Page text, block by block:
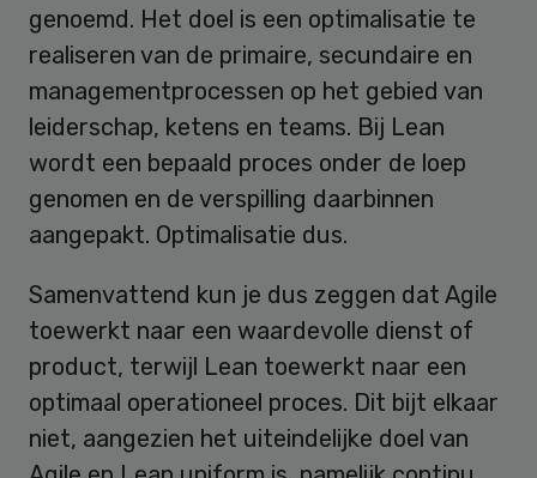
genoemd. Het doel is een optimalisatie te
realiseren van de primaire, secundaire en
managementprocessen op het gebied van
leiderschap, ketens en teams. Bij Lean
wordt een bepaald proces onder de loep
genomen en de verspilling daarbinnen
aangepakt. Optimalisatie dus.
Samenvattend kun je dus zeggen dat Agile
toewerkt naar een waardevolle dienst of
product, terwijl Lean toewerkt naar een
optimaal operationeel proces. Dit bijt elkaar
niet, aangezien het uiteindelijke doel van